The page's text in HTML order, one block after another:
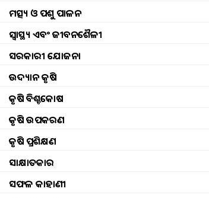
ମତ୍ସ୍ୟ ଓ ପଶୁ ପାଳନ
ସ୍ୱାସ୍ଥ୍ୟ ଏବଂ ଜୀବନଶୈଳୀ
ସରକାରୀ ଯୋଜନା
ଉଦ୍ୟାନ କୃଷି
କୃଷି ବିଶ୍ବକୋଷ
କୃଷି ଉପକରଣ
କୃଷି ପ୍ରଶିକ୍ଷଣ
ସାକ୍ଷାତକାର
ସଫଳ କାହାଣୀ